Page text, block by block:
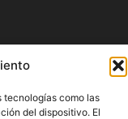
tecnologías como las
del dispositivo. El